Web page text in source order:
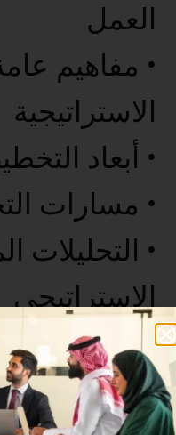
العمل
• مفاهيم
الاستراتيجية
• أبعاد
• مسارات
• التحليلات
الاستراتيجي
• الخاتمة